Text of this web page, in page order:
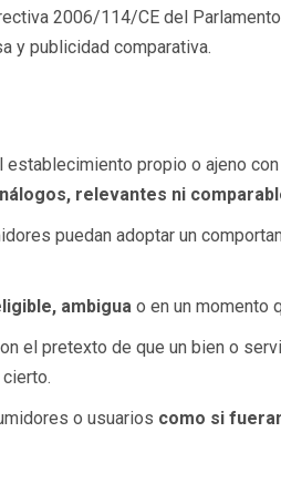
2006/114/CE del Parlamento
y publicidad comparativa.
propio o ajeno
relevantes ni
puedan adoptar un
ambigua o en un momento
el pretexto de que un bien o
o usuarios como si